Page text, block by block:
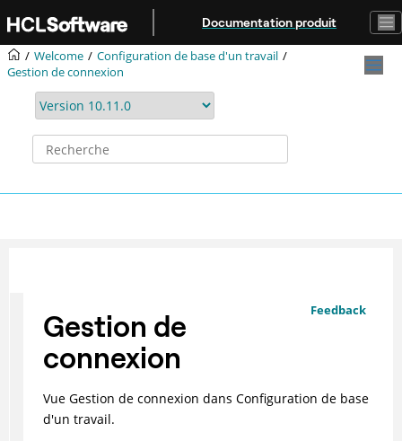
Aller au contenu principal
Documentation produit
Welcome
Configuration de base d'un travail
Gestion de connexion
Feedback
Gestion de
connexion
Vue Gestion de connexion dans Configuration de base
d'un travail.